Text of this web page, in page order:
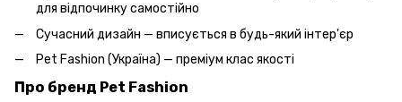
для відпочинку самостійно
Сучасний дизайн — вписується в будь-який інтер'єр
Pet Fashion (Україна) — преміум клас якості
Про бренд Pet Fashion